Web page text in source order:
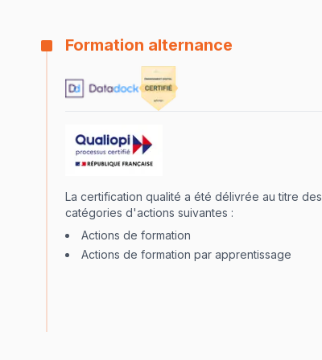
Formation alternance
La certification qualité a été délivrée au titre des
catégories d'actions suivantes :
Actions de formation
Actions de formation par apprentissage